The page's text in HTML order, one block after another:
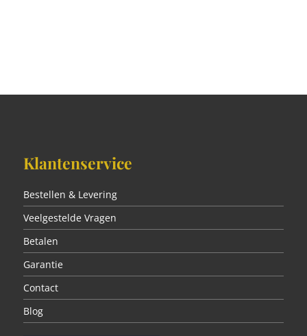
Klantenservice
Bestellen & Levering
Veelgestelde Vragen
Betalen
Garantie
Contact
Blog